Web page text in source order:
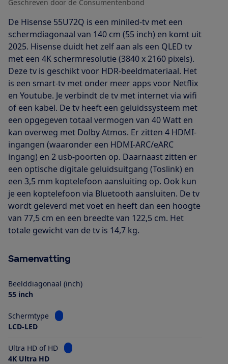
Geschreven door de Consumentenbond
De Hisense 55U72Q is een miniled-tv met een
schermdiagonaal van 140 cm (55 inch) en komt uit
2025. Hisense duidt het zelf aan als een QLED tv
met een 4K schermresolutie (3840 x 2160 pixels).
Deze tv is geschikt voor HDR-beeldmateriaal. Het
is een smart-tv met onder meer apps voor Netflix
en Youtube. Je verbindt de tv met internet via wifi
of een kabel. De tv heeft een geluidssysteem met
een opgegeven totaal vermogen van 40 Watt en
kan overweg met Dolby Atmos. Er zitten 4 HDMI-
ingangen (waaronder een HDMI-ARC/eARC
ingang) en 2 usb-poorten op. Daarnaast zitten er
een optische digitale geluidsuitgang (Toslink) en
een 3,5 mm koptelefoon aansluiting op. Ook kun
je een koptelefoon via Bluetooth aansluiten. De tv
wordt geleverd met voet en heeft dan een hoogte
van 77,5 cm en een breedte van 122,5 cm. Het
totale gewicht van de tv is 14,7 kg.
Samenvatting
Beelddiagonaal (inch)
55 inch
Schermtype
Bekijk informatie voor Schermtype
LCD-LED
Ultra HD of HD
Bekijk informatie voor Ultra HD of HD
4K Ultra HD